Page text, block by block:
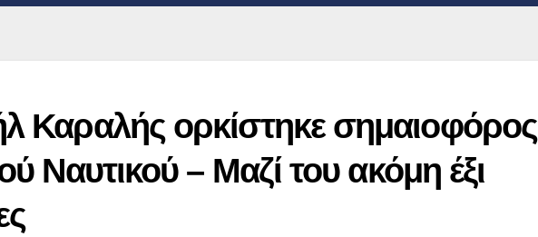
Καραλής ορκίστηκε σημαιοφόρος
Ναυτικού – Μαζί του ακόμη έξι